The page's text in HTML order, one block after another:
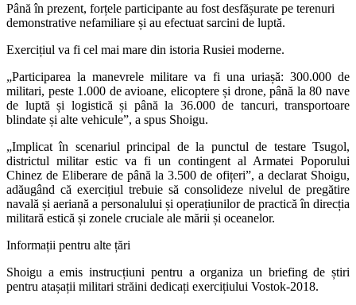
Până în prezent, forțele participante au fost desfășurate pe terenuri
demonstrative nefamiliare și au efectuat sarcini de luptă.
Exercițiul va fi cel mai mare din istoria Rusiei moderne.
„Participarea la manevrele militare va fi una uriașă: 300.000 de
militari, peste 1.000 de avioane, elicoptere și drone, până la 80 nave
de luptă și logistică și până la 36.000 de tancuri, transportoare
blindate și alte vehicule”, a spus Shoigu.
„Implicat în scenariul principal de la punctul de testare Tsugol,
districtul militar estic va fi un contingent al Armatei Poporului
Chinez de Eliberare de până la 3.500 de ofițeri”, a declarat Shoigu,
adăugând că exercițiul trebuie să consolideze nivelul de pregătire
navală și aeriană a personalului și operațiunilor de practică în direcția
militară estică și zonele cruciale ale mării și oceanelor.
Informații pentru alte țări
Shoigu a emis instrucțiuni pentru a organiza un briefing de știri
pentru atașații militari străini dedicați exercițiului Vostok-2018.